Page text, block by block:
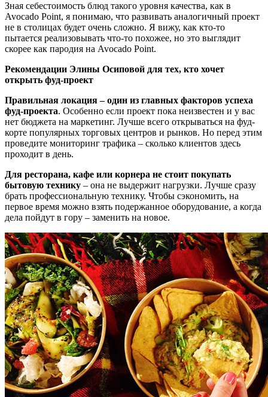
Зная себестоимость блюд такого уровня качества, как в
Avocado Point, я понимаю, что развивать аналогичный проект
не в столицах будет очень сложно. Я вижу, как кто-то
пытается реализовывать что-то похожее, но это выглядит
скорее как пародия на Avocado Point.
Рекомендации Элины Осиповой для тех, кто хочет
открыть фуд-проект
Правильная локация – один из главных факторов успеха
фуд-проекта. Особенно если проект пока неизвестен и у вас
нет бюджета на маркетинг. Лучше всего открываться на фуд-
корте популярных торговых центров и рынков. Но перед этим
проведите мониторинг трафика – сколько клиентов здесь
проходит в день.
Для ресторана, кафе или корнера не стоит покупать
бытовую технику – она не выдержит нагрузки. Лучше сразу
брать профессиональную технику. Чтобы сэкономить, на
первое время можно взять подержанное оборудование, а когда
дела пойдут в гору – заменить на новое.